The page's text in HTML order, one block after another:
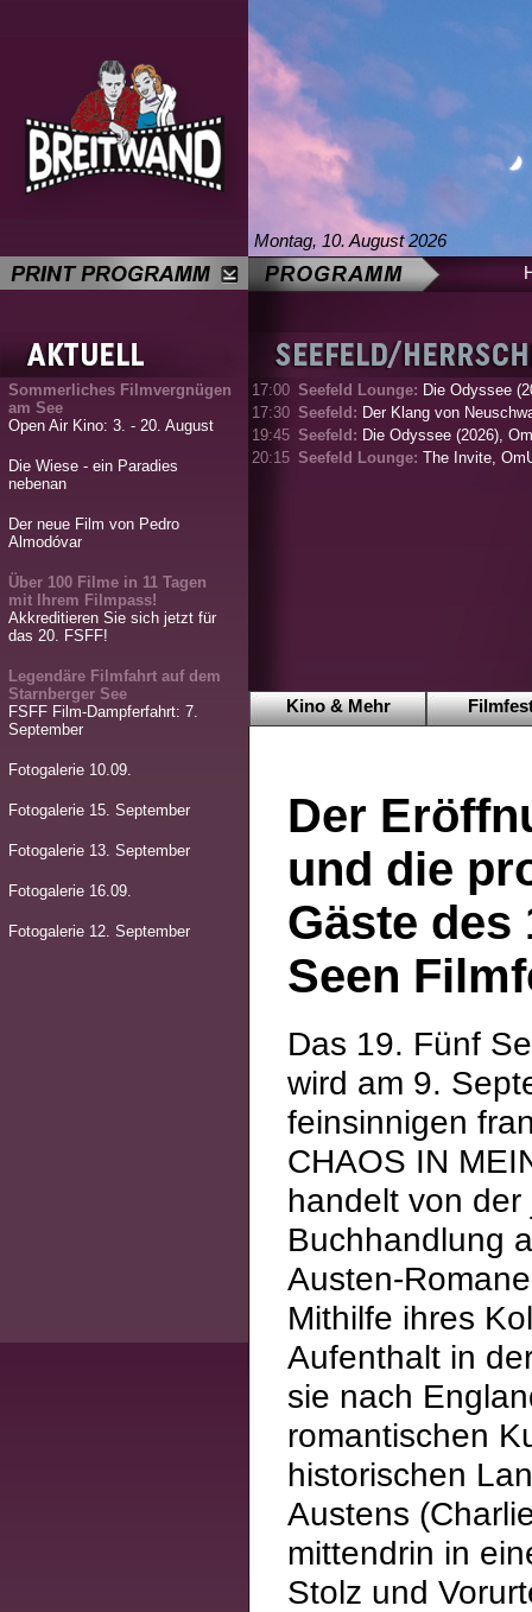
Montag, 10. August 2026
Sommerliches Filmvergnügen
am See
Open Air Kino: 3. - 20. August
Die Wiese - ein Paradies
nebenan
Der neue Film von Pedro
Almodóvar
Über 100 Filme in 11 Tagen
mit Ihrem Filmpass!
Akkreditieren Sie sich jetzt für
das 20. FSFF!
Legendäre Filmfahrt auf dem
Starnberger See
FSFF Film-Dampferfahrt: 7.
September
Fotogalerie 10.09.
Fotogalerie 15. September
Fotogalerie 13. September
Fotogalerie 16.09.
Fotogalerie 12. September
17:00 Seefeld Lounge: Die Odyssee
17:30 Seefeld: Der Klang von
19:45 Seefeld: Die Odyssee (2026),
20:15 Seefeld Lounge: The Invite,
Kino & Mehr
Der
und die
Gäste des
Seen
Das 19. Fünf
wird am 9.
feinsinnigen
CHAOS IN
handelt von
Buchhandlung
Austen-
Mithilfe ihres
Aufenthalt in
sie nach
romantischen
historischen
Austens
mittendrin in
Stolz und